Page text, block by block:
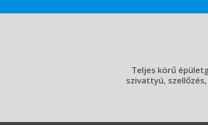
Teljes körű
szivattyú,